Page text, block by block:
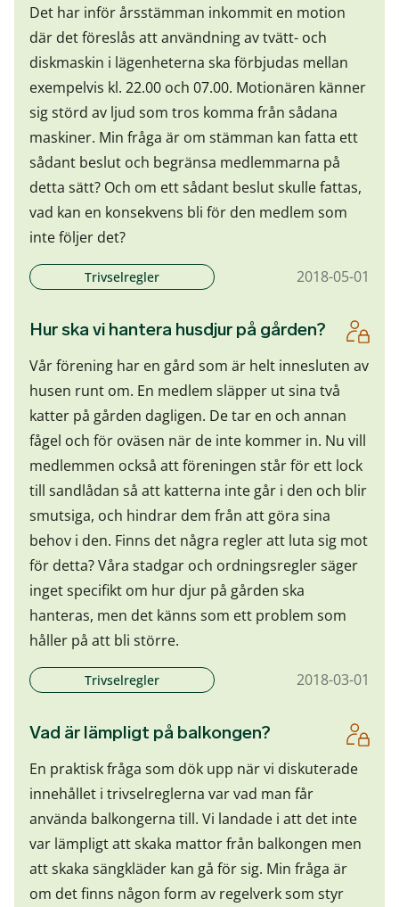
Det har inför årsstämman inkommit en motion
där det föreslås att användning av tvätt- och
diskmaskin i lägenheterna ska förbjudas mellan
exempelvis kl. 22.00 och 07.00. Motionären känner
sig störd av ljud som tros komma från sådana
maskiner. Min fråga är om stämman kan fatta ett
sådant beslut och begränsa medlemmarna på
detta sätt? Och om ett sådant beslut skulle fattas,
vad kan en konsekvens bli för den medlem som
inte följer det?
Trivselregler 2018-05-01
Hur ska vi hantera husdjur på gården?
Vår förening har en gård som är helt innesluten av
husen runt om. En medlem släpper ut sina två
katter på gården dagligen. De tar en och annan
fågel och för oväsen när de inte kommer in. Nu vill
medlemmen också att föreningen står för ett lock
till sandlådan så att katterna inte går i den och blir
smutsiga, och hindrar dem från att göra sina
behov i den. Finns det några regler att luta sig mot
för detta? Våra stadgar och ordningsregler säger
inget specifikt om hur djur på gården ska
hanteras, men det känns som ett problem som
håller på att bli större.
Trivselregler 2018-03-01
Vad är lämpligt på balkongen?
En praktisk fråga som dök upp när vi diskuterade
innehållet i trivselreglerna var vad man får
använda balkongerna till. Vi landade i att det inte
var lämpligt att skaka mattor från balkongen men
att skaka sängkläder kan gå för sig. Min fråga är
om det finns någon form av regelverk som styr